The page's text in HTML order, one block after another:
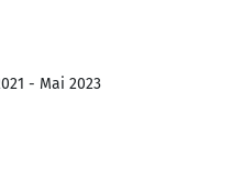
- Mai 2023